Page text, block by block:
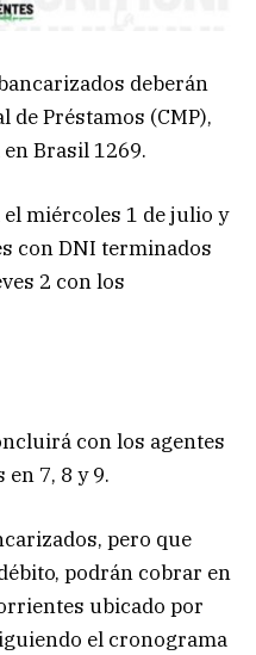
deberán
de Préstamos (CMP),
Brasil 1269.
miércoles 1 de julio y
con DNI terminados
2 con los
con los agentes
7, 8 y 9.
pero que
podrán cobrar en
ubicado por
el cronograma